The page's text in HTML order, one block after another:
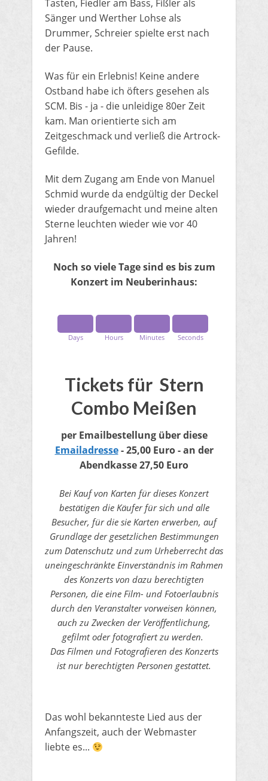
Tasten, Fiedler am Bass, Fißler als
Sänger und Werther Lohse als
Drummer, Schreier spielte erst nach
der Pause.
Was für ein Erlebnis! Keine andere
Ostband habe ich öfters gesehen als
SCM. Bis - ja - die unleidige 80er Zeit
kam. Man orientierte sich am
Zeitgeschmack und verließ die Artrock-
Gefilde.
Mit dem Zugang am Ende von Manuel
Schmid wurde da endgültig der Deckel
wieder draufgemacht und meine alten
Sterne leuchten wieder wie vor 40
Jahren!
Noch so viele Tage sind es bis zum
Konzert im Neuberinhaus:
Days Hours Minutes Seconds
Tickets für Stern
Combo Meißen
per Emailbestellung​ über diese
Emailadresse- 25,00 Euro​- an der
Abendkasse 27,50 Euro
Bei Kauf von Karten für dieses Konzert
bestätigen die Käufer für sich und alle
Besucher, für die sie Karten erwerben, auf
Grundlage der gesetzlichen Bestimmungen
zum Datenschutz und zum Urheberrecht das
uneingeschränkte Einverständnis im Rahmen
des Konzerts von dazu berechtigten
Personen, die eine Film- und Fotoerlaubnis
durch den Veranstalter vorweisen können,
auch zu Zwecken der Veröffentlichung,
gefilmt oder fotografiert zu werden.
Das Filmen und Fotografieren des Konzerts
ist nur berechtigten Personen gestattet.
Das wohl bekannteste Lied aus der
Anfangszeit, auch der Webmaster
liebte es...